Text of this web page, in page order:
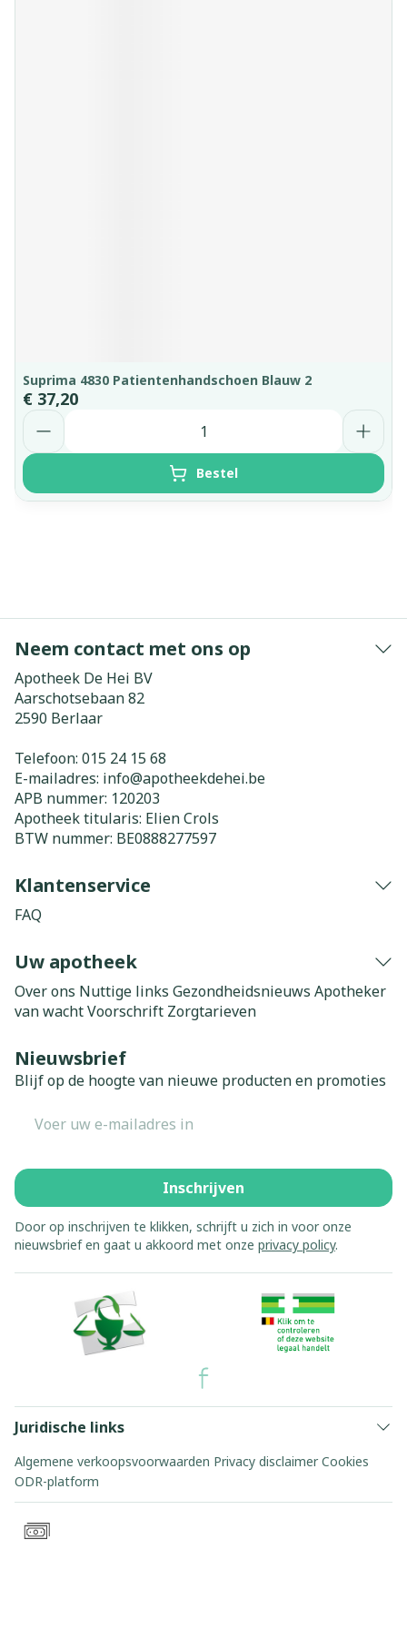
Suprima 4830 Patientenhandschoen Blauw 2
€ 37,20
Aantal
Bestel
Neem contact met ons op
Apotheek De Hei BV
Aarschotsebaan 82
2590 Berlaar
Telefoon: 015 24 15 68
E-mailadres: info@apotheekdehei.be
APB nummer: 120203
Apotheek titularis: Elien Crols
BTW nummer: BE0888277597
Klantenservice
FAQ
Uw apotheek
Over ons Nuttige links Gezondheidsnieuws Apotheker
van wachtVoorschrift Zorgtarieven
Nieuwsbrief
Blijf op de hoogte van nieuwe producten en promoties
Inschrijven
Door op inschrijven te klikken, schrijft u zich in voor onze
nieuwsbrief en gaat u akkoord met onze privacy policy.
Juridische links
Algemene verkoopsvoorwaarden Privacy disclaimer Cookies
ODR-platform